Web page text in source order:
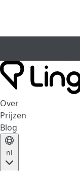
Over
Prijzen
Blog
nl